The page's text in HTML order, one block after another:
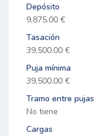
Depósito
9,875.00 €
Tasación
39,500.00 €
Puja mínima
39,500.00 €
Tramo entre pujas
No tiene
Cargas